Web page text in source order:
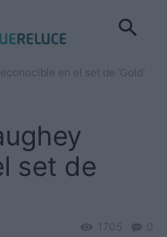
en el set de ‘Gold’
set de
0
1705